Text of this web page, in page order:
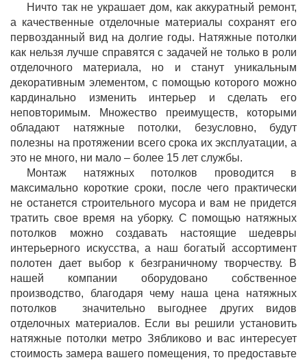
Ничто так не украшает дом, как аккуратный ремонт,
а качественные отделочные материалы сохранят его
первозданный вид на долгие годы. Натяжные потолки
как нельзя лучше справятся с задачей не только в роли
отделочного материала, но и станут уникальным
декоративным элементом, с помощью которого можно
кардинально изменить интерьер и сделать его
неповторимым. Множество преимуществ, которыми
обладают натяжные потолки, безусловно, будут
полезны на протяжении всего срока их эксплуатации, а
это не много, ни мало – более 15 лет службы.
Монтаж натяжных потолков проводится в
максимально короткие сроки, после чего практически
не останется строительного мусора и вам не придется
тратить свое время на уборку. С помощью натяжных
потолков можно создавать настоящие шедевры
интерьерного искусства, а наш богатый ассортимент
полотен дает выбор к безграничному творчеству. В
нашей компании оборудовано собственное
производство, благодаря чему наша цена натяжных
потолков значительно выгоднее других видов
отделочных материалов. Если вы решили установить
натяжные потолки метро Зябликово и вас интересует
стоимость замера вашего помещения, то предоставьте